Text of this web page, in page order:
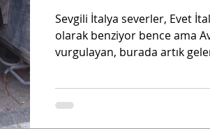
Sevgili İtalya severler, Evet
olarak benziyor bence ama
vurgulayan, burada artık